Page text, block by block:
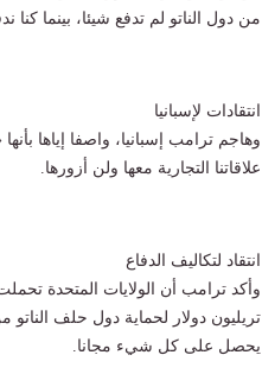
من دول الناتو لم تدفع شيئا، بينما كنا ندفع 100% من ميزانية
انتقادات لإسبانيا
وهاجم ترامب إسبانيا، واصفا إياها
علاقاتنا التجارية معها ولن أزورها.
انتقاد لتكاليف الدفاع
وأكد ترامب أن الولايات المتحدة
تريليون دولار لحماية دول حلف
يحصل على كل شيء مجانا.